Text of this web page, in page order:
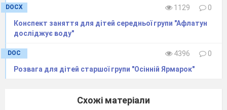
DOCX 1129
0
Конспект заняття для дітей середньої групи "Афлатун
досліджує воду"
DOC 4396
0
Розвага для дітей старшої групи "Осінній Ярмарок"
Схожі матеріали